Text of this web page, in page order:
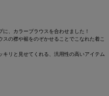
、カラーブラウスを合わせました！
の襟や裾をのぞかせることでこなれた着こ
リと見せてくれる、汎用性の高いアイテム